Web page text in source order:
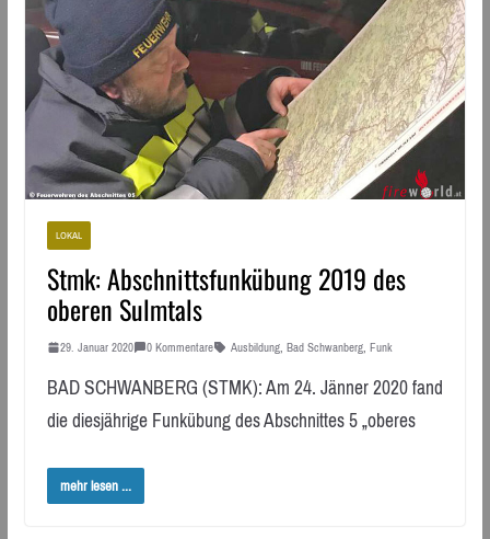
LOKAL
Stmk: Abschnittsfunkübung 2019 des
oberen Sulmtals
29. Januar 2020 0 Kommentare Ausbildung, Bad Schwanberg, Funk
BAD SCHWANBERG (STMK): Am 24. Jänner 2020 fand
die diesjährige Funkübung des Abschnittes 5 „oberes
mehr lesen ...